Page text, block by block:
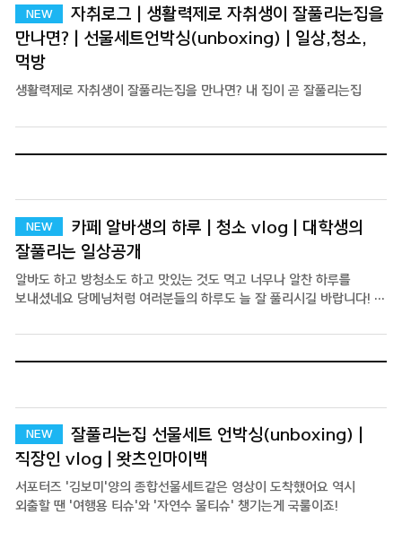
자취로그 | 생활력제로 자취생이 잘풀리는집을
만나면? | 선물세트언박싱(unboxing) | 일상,청소,
먹방
생활력제로 자취생이 잘풀리는집을 만나면? 내 집이 곧 잘풀리는집
카페 알바생의 하루 | 청소 vlog | 대학생의
잘풀리는 일상공개
알바도 하고 방청소도 하고 맛있는 것도 먹고 너무나 알찬 하루를
보내셨네요 당메님처럼 여러분들의 하루도 늘 잘 풀리시길 바랍니다! +
잘풀리는집 선물세트 언박싱(unboxing) |
직장인 vlog | 왓츠인마이백
서포터즈 '김보미'양의 종합선물세트같은 영상이 도착했어요 역시
외출할 땐 '여행용 티슈'와 '자연수 물티슈' 챙기는게 국룰이죠!